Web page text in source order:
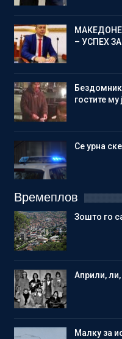
– УСПЕХ
гостите му
Се урна
Времеплов
Зошто го
Aприли,
Малку за